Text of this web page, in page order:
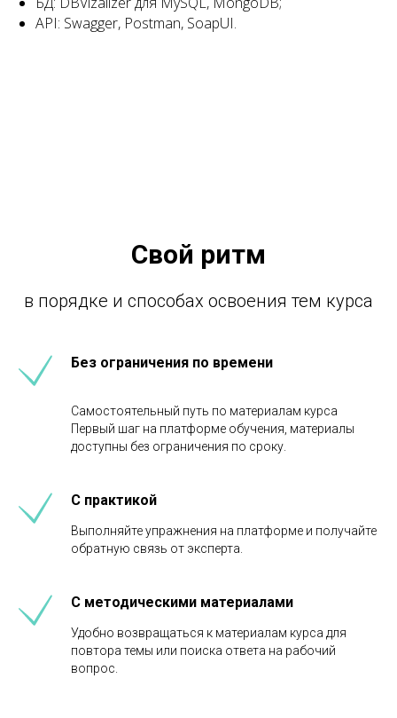
API: Swagger, Postman, SoapUI.
Свой ритм
в порядке и способах освоения тем курса
Без ограничения по времени
Самостоятельный путь по материалам курса
Первый шаг на платформе обучения, материалы
доступны без ограничения по сроку.
С практикой
Выполняйте упражнения на платформе и получайте
обратную связь от эксперта.
С методическими материалами
Удобно возвращаться к материалам курса для
повтора темы или поиска ответа на рабочий
вопрос.